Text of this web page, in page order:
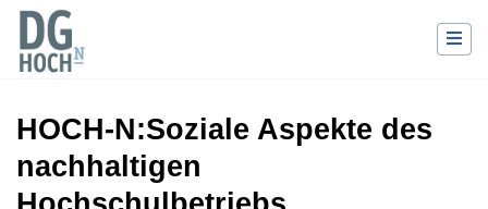
HOCH-N:Soziale Aspekte des
nachhaltigen